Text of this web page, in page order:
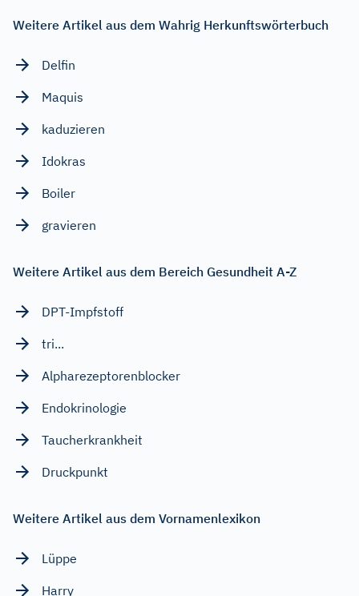
Weitere Artikel aus dem Wahrig Herkunftswörterbuch
Delfin
Maquis
kaduzieren
Idokras
Boiler
gravieren
Weitere Artikel aus dem Bereich Gesundheit A-Z
DPT-Impfstoff
tri...
Alpharezeptorenblocker
Endokrinologie
Taucherkrankheit
Druckpunkt
Weitere Artikel aus dem Vornamenlexikon
Lüppe
Harry